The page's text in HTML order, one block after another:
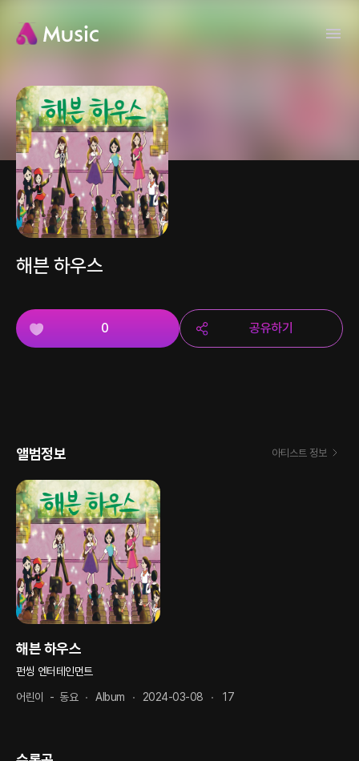
해븐 하우스
0 공유하기
앨범정보 아티스트 정보
해븐 하우스
펀씽 엔터테인먼트
어린이
- 동요 Album 2024-03-08 17